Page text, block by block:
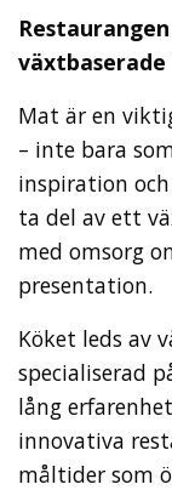
Mat är en
– inte bara
inspiration
ta del av ett
med omsorg
presentation.
Köket leds av
specialiserad
lång
innovativa
måltider som